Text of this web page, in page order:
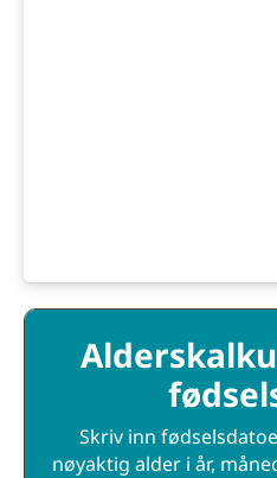
Skriv inn
nøyaktig alder i år,